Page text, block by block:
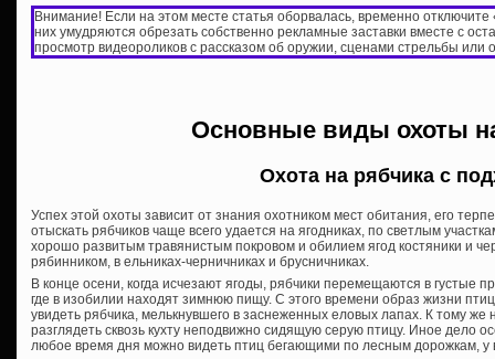
Внимание! Если на этом месте статья оборвалась, временно
них умудряются обрезать собственно рекламные заставки вместе с
просмотр видеороликов с рассказом об оружии, сценами стрельбы или
Основные виды охоты
Охота на рябчика с
Успех этой охоты зависит от знания охотником мест обитания, его
отыскать рябчиков чаще всего удается на ягодниках, по светлым
хорошо развитым травянистым покровом и обилием ягод костяники и
рябинником, в ельниках-черничниках и брусничниках.
В конце осени, когда исчезают ягоды, рябчики перемещаются в густые
где в изобилии находят зимнюю пищу. С этого времени образ жизни
увидеть рябчика, мелькнувшего в заснеженных еловых лапах. К тому
разглядеть сквозь кухту неподвижно сидящую серую птицу. Иное дело
любое время дня можно видеть птиц бегающими по лесным дорожкам, у